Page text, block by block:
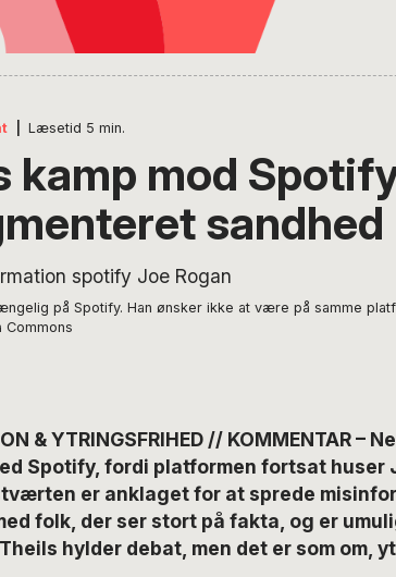
Læsetid 5 min.
kamp mod
sandhed
på Spotify. Han ønsker ikke at være på samme
Commons
& YTRINGSFRIHED // KOMMENTAR –
Spotify, fordi platformen fortsat huser
er anklaget for at sprede
folk, der ser stort på fakta, og er
hylder debat, men det er som om,